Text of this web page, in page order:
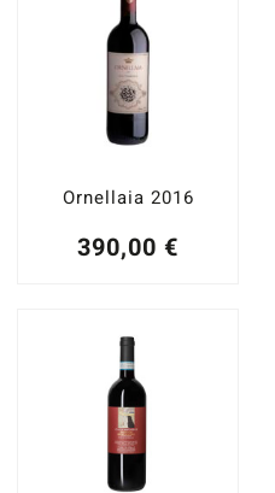
Ornellaia 2016
390,00 €